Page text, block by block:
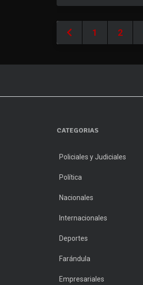
1 2
CATEGORIAS
Policiales y Judiciales
Política
Nacionales
Internacionales
Deportes
Farándula
Empresariales